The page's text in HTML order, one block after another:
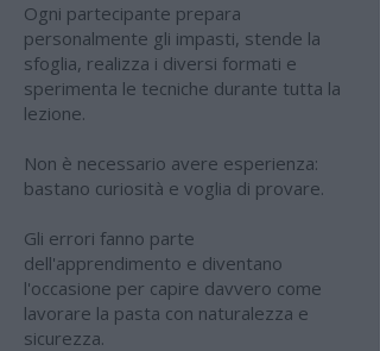
Ogni partecipante prepara
personalmente gli impasti, stende la
sfoglia, realizza i diversi formati e
sperimenta le tecniche durante tutta la
lezione.
Non è necessario avere esperienza:
bastano curiosità e voglia di provare.
Gli errori fanno parte
dell'apprendimento e diventano
l'occasione per capire davvero come
lavorare la pasta con naturalezza e
sicurezza.